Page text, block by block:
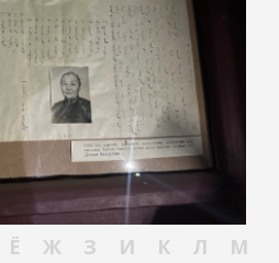
Ё Ж З И К Л
М